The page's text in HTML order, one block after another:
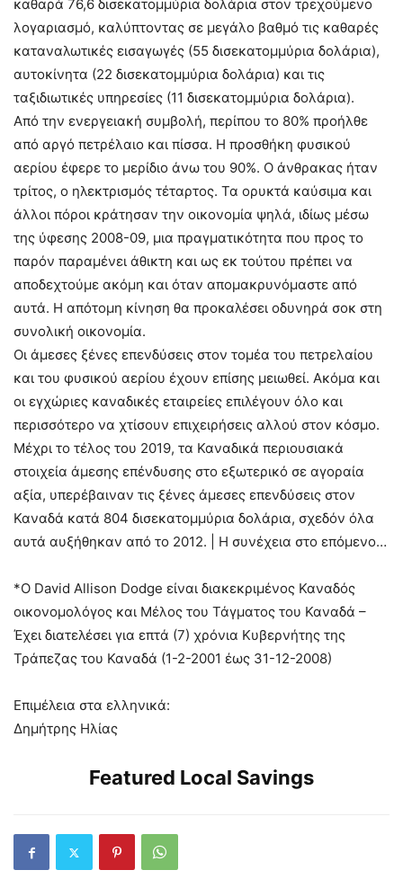
καθαρά 76,6 δισεκατομμύρια δολάρια στον τρεχούμενο
λογαριασμό, καλύπτοντας σε μεγάλο βαθμό τις καθαρές
καταναλωτικές εισαγωγές (55 δισεκατομμύρια δολάρια),
αυτοκίνητα (22 δισεκατομμύρια δολάρια) και τις
ταξιδιωτικές υπηρεσίες (11 δισεκατομμύρια δολάρια).
Από την ενεργειακή συμβολή, περίπου το 80% προήλθε
από αργό πετρέλαιο και πίσσα. Η προσθήκη φυσικού
αερίου έφερε το μερίδιο άνω του 90%. Ο άνθρακας ήταν
τρίτος, ο ηλεκτρισμός τέταρτος. Τα ορυκτά καύσιμα και
άλλοι πόροι κράτησαν την οικονομία ψηλά, ιδίως μέσω
της ύφεσης 2008-09, μια πραγματικότητα που προς το
παρόν παραμένει άθικτη και ως εκ τούτου πρέπει να
αποδεχτούμε ακόμη και όταν απομακρυνόμαστε από
αυτά. Η απότομη κίνηση θα προκαλέσει οδυνηρά σοκ στη
συνολική οικονομία.
Οι άμεσες ξένες επενδύσεις στον τομέα του πετρελαίου
και του φυσικού αερίου έχουν επίσης μειωθεί. Ακόμα και
οι εγχώριες καναδικές εταιρείες επιλέγουν όλο και
περισσότερο να χτίσουν επιχειρήσεις αλλού στον κόσμο.
Μέχρι το τέλος του 2019, τα Καναδικά περιουσιακά
στοιχεία άμεσης επένδυσης στο εξωτερικό σε αγοραία
αξία, υπερέβαιναν τις ξένες άμεσες επενδύσεις στον
Καναδά κατά 804 δισεκατομμύρια δολάρια, σχεδόν όλα
αυτά αυξήθηκαν από το 2012. | Η συνέχεια στο επόμενο…
*Ο David Allison Dodge είναι διακεκριμένος Καναδός
οικονομολόγος και Μέλος του Τάγματος του Καναδά –
Έχει διατελέσει για επτά (7) χρόνια Κυβερνήτης της
Τράπεζας του Καναδά (1-2-2001 έως 31-12-2008)
Επιμέλεια στα ελληνικά:
Δημήτρης Ηλίας
Featured Local Savings